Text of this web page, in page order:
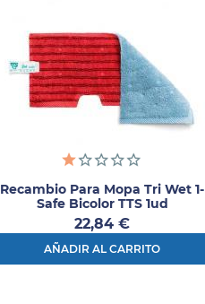
Recambio Para Mopa Tri Wet 1-
Safe Bicolor TTS 1ud
Precio
22,84 €
AÑADIR AL CARRITO